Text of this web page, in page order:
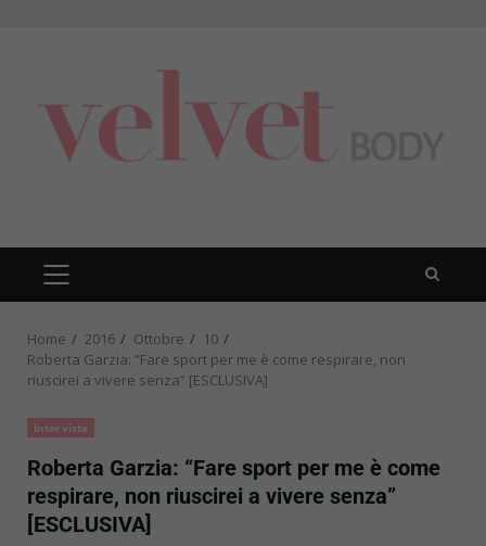
PRIMARY
MENU
Home 2016 Ottobre
10
Roberta Garzia: “Fare sport per me è come respirare, non
riuscirei a vivere senza” [ESCLUSIVA]
Interviste
Roberta Garzia: “Fare sport per me è come
respirare, non riuscirei a vivere senza”
[ESCLUSIVA]